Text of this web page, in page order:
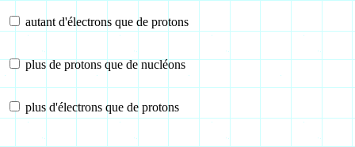
autant d'électrons que de protons
plus de protons que de nucléons
plus d'électrons que de protons